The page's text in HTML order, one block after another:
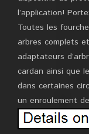
l’application!
Toutes les
arbres complets
adaptateurs
cardan ainsi que
dans certaines
un enroulement